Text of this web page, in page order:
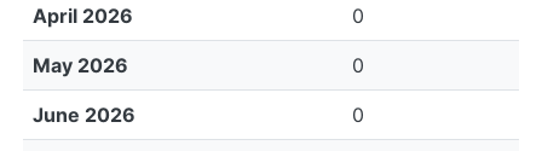
April 2026 0
May 2026 0
June 2026 0